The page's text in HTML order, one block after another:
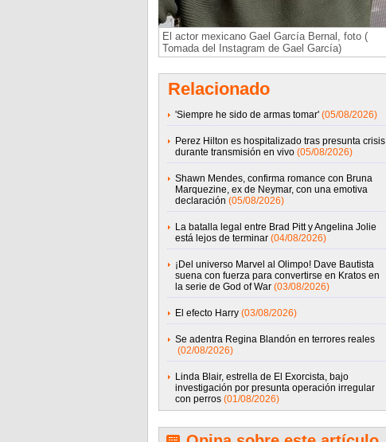
El actor mexicano Gael García Bernal, foto (
Tomada del Instagram de Gael García)
Relacionado
'Siempre he sido de armas tomar' (05/08/2026)
Perez Hilton es hospitalizado tras presunta crisis
durante transmisión en vivo (05/08/2026)
Shawn Mendes, confirma romance con Bruna
Marquezine, ex de Neymar, con una emotiva
declaración (05/08/2026)
La batalla legal entre Brad Pitt y Angelina Jolie
está lejos de terminar (04/08/2026)
¡Del universo Marvel al Olimpo! Dave Bautista
suena con fuerza para convertirse en Kratos en
la serie de God of War (03/08/2026)
El efecto Harry (03/08/2026)
Se adentra Regina Blandón en terrores reales
(02/08/2026)
Linda Blair, estrella de El Exorcista, bajo
investigación por presunta operación irregular
con perros (01/08/2026)